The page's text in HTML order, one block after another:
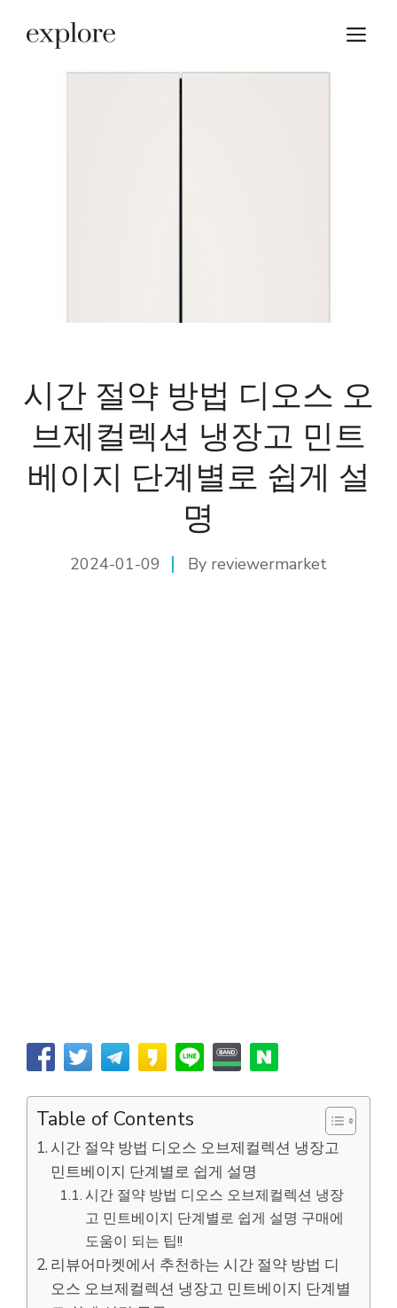
시간 절약 방법 디오스 오
브제컬렉션 냉장고 민트
베이지 단계별로 쉽게 설
명
2024-01-09 By reviewermarket
Table of Contents
시간 절약 방법 디오스 오브제컬렉션 냉장고
민트베이지 단계별로 쉽게 설명
시간 절약 방법 디오스 오브제컬렉션 냉장
고 민트베이지 단계별로 쉽게 설명 구매에
도움이 되는 팁!!
리뷰어마켓에서 추천하는 시간 절약 방법 디
오스 오브제컬렉션 냉장고 민트베이지 단계별